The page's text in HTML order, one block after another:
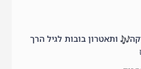
ותאטרון בובות לגיל הרך